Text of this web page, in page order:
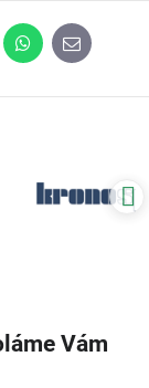
WhatsApp
E-
mail
Vám